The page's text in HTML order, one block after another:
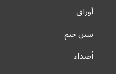
أوراق
سين جيم
أصداء